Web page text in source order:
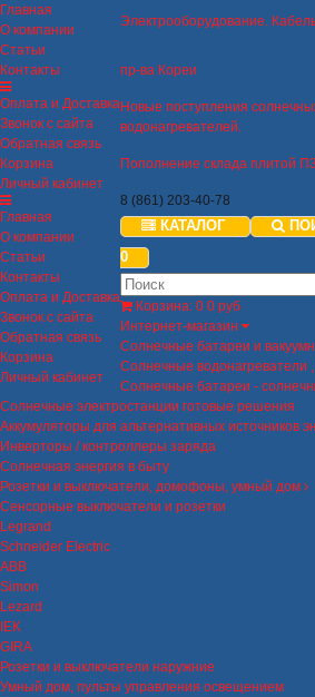
Главная
О компании
Статьи
Контакты
Оплата и Доставка
Звонок с сайта
Обратная связь
Корзина
Личный кабинет
Главная
О компании
Статьи
Контакты
Оплата и Доставка
Звонок с сайта
Обратная связь
Корзина
Личный кабинет
Электрооборудование.
пр-ва Кореи
Новые поступления
водонагревателей.
Пополнение склада плитой
8 (861) 203-40-78
КАТАЛОГ
0
Корзина: 0 0 руб
Интернет-магазин
Солнечные батареи и
Солнечные водонагреватели
Солнечные батареи -
Солнечные электростанции готовые решения
Аккумуляторы для альтернативных источников
Инверторы / контроллеры заряда
Солнечная энергия в быту
Розетки и выключатели, домофоны, умный дом
Сенсорные выключатели и розетки
Legrand
Schneider Electric
ABB
Simon
Lezard
IEK
GIRA
Розетки и выключатели наружние
Умный дом, пульты управления освещением